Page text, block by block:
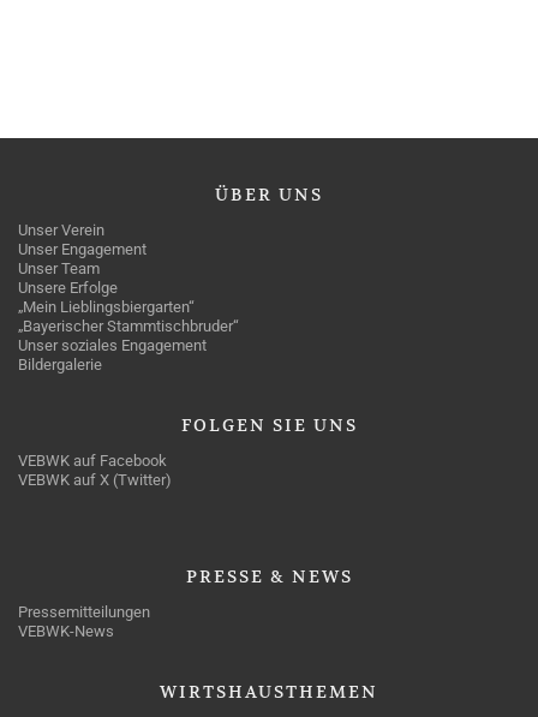
ÜBER UNS
Unser Verein
Unser Engagement
Unser Team
Unsere Erfolge
„Mein Lieblingsbiergarten“
„Bayerischer Stammtischbruder“
Unser soziales Engagement
Bildergalerie
FOLGEN SIE UNS
VEBWK auf Facebook
VEBWK auf X (Twitter)
PRESSE & NEWS
Pressemitteilungen
VEBWK-News
WIRTSHAUSTHEMEN